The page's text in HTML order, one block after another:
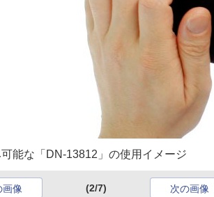
能な「DN-13812」の使用イメージ
画像 (2/7) 次の画像